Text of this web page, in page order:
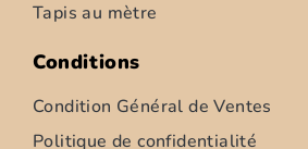
Tapis au mètre
Conditions
Condition Général de Ventes
Politique de confidentialité